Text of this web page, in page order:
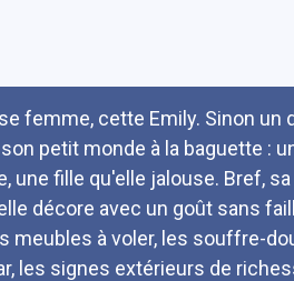
femme, cette Emily. Sinon un
petit monde à la baguette :
une fille qu'elle jalouse. Bref,
décore avec un goût sans
meubles à voler, les souffre-
les signes extérieurs de